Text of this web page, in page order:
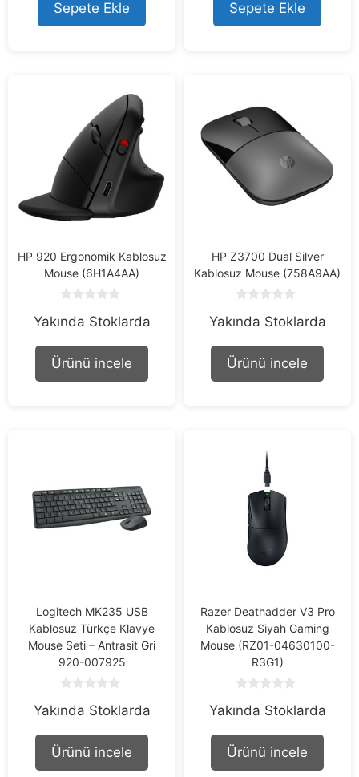
o
f
5
Sepete Ekle
o
f
5
Sepete Ekle
HP 920 Ergonomik Kablosuz
Mouse (6H1A4AA)
o
t
f
Yakında Stoklarda
Ürünü incele
HP Z3700 Dual Silver
Kablosuz Mouse (758A9AA)
o
t
f
Yakında Stoklarda
Ürünü incele
Logitech MK235 USB
Kablosuz Türkçe Klavye
Mouse Seti – Antrasit Gri
920-007925
o
t
f
Yakında Stoklarda
Ürünü incele
Razer Deathadder V3 Pro
Kablosuz Siyah Gaming
Mouse (RZ01-04630100-
R3G1)
o
t
f
Yakında Stoklarda
Ürünü incele